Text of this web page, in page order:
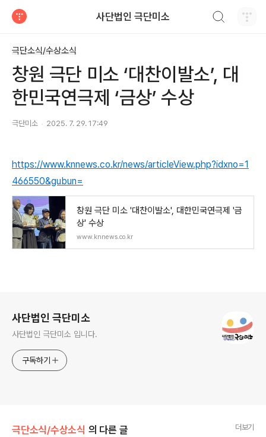
사단법인 극단미소
극단소식/수상소식
창원 극단 미소 ‘대찬이발소’, 대
한민국연극제 ‘금상’ 수상
극단미소 2025. 7. 29. 17:49
https://www.knnews.co.kr/news/articleView.php?idxno=1
466550&gubun=
창원 극단 미소 '대찬이발소', 대한민국연극제 '금
상' 수상
www.knnews.co.kr
사단법인 극단미소
사단법인 극단미소 입니다.
구독하기
극단소식/수상소식 의 다른 글 더보기